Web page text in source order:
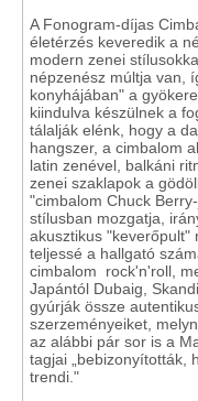
A Fonogram-díjas
életérzés keveredik a
modern zenei
népzenész múltja van,
konyhájában" a
kiindulva készülnek a
tálalják elénk, hogy a
hangszer, a cimbalom
latin zenével, balkáni
zenei szaklapok a
"cimbalom Chuck
stílusban mozgatja,
akusztikus "keverőpult"
teljessé a hallgató
cimbalom rock'n'roll,
Japántól Dubaig,
gyúrják össze
szerzeményeiket,
az alábbi pár sor is a
tagjai „bebizonyították,
trendi."